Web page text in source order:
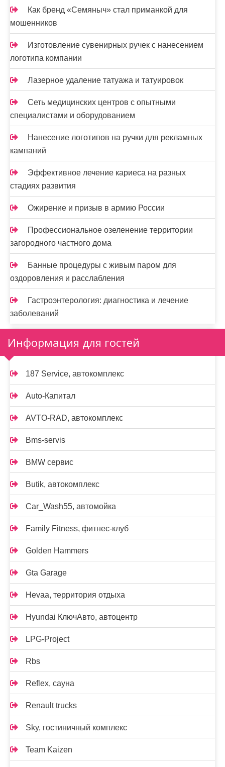
я
м
Как бренд «Семяныч» стал приманкой для
мошенников
Изготовление сувенирных ручек с нанесением
логотипа компании
Лазерное удаление татуажа и татуировок
Сеть медицинских центров с опытными
специалистами и оборудованием
Нанесение логотипов на ручки для рекламных
кампаний
Эффективное лечение кариеса на разных
стадиях развития
Ожирение и призыв в армию России
Профессиональное озеленение территории
загородного частного дома
Банные процедуры с живым паром для
оздоровления и расслабления
Гастроэнтерология: диагностика и лечение
заболеваний
Информация для гостей
187 Service, автокомплекс
Auto-Капитал
AVTO-RAD, автокомплекс
Bms-servis
BMW сервис
Butik, автокомплекс
Car_Wash55, автомойка
Family Fitness, фитнес-клуб
Golden Hammers
Gta Garage
Hevaa, территория отдыха
Hyundai КлючАвто, автоцентр
LPG-Project
Rbs
Reflex, сауна
Renault trucks
Sky, гостиничный комплекс
Team Kaizen